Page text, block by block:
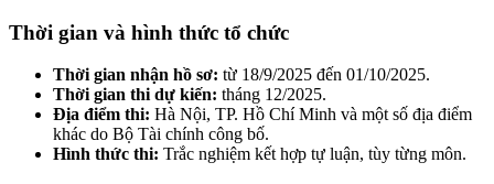
Thời gian và hình thức tổ chức
Thời gian nhận hồ sơ: từ 18/9/2025 đến 01/10/2025.
Thời gian thi dự kiến: tháng 12/2025.
Địa điểm thi: Hà Nội, TP. Hồ Chí Minh và một số địa điểm
khác do Bộ Tài chính công bố.
Hình thức thi: Trắc nghiệm kết hợp tự luận, tùy từng môn.